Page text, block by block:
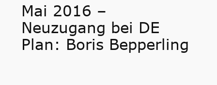
Mai 2016 –
Neuzugang bei DE
Plan: Boris Bepperling